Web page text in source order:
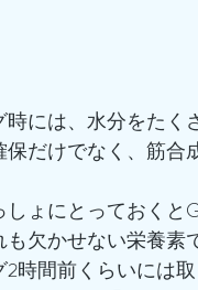
時には、水分をたく
だけでなく、筋合
しょにとっておくと
も欠かせない栄養素
2時間前くらいには